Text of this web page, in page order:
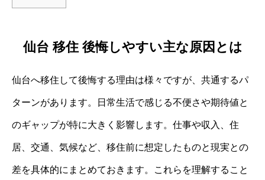
仙台 移住 後悔しやすい主な原因とは
仙台へ移住して後悔する理由は様々ですが、共通するパ
ターンがあります。日常生活で感じる不便さや期待値と
のギャップが特に大きく影響します。仕事や収入、住
居、交通、気候など、移住前に想定したものと現実との
差を具体的にまとめておきます。これらを理解すること